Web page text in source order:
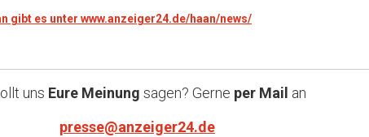
gibt es unter www.anzeiger24.de/haan/news/
uns Eure Meinung sagen? Gerne per Mail an
presse@anzeiger24.de